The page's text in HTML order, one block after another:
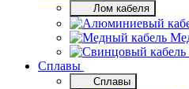
Лом кабеля
Сплавы
Сплавы